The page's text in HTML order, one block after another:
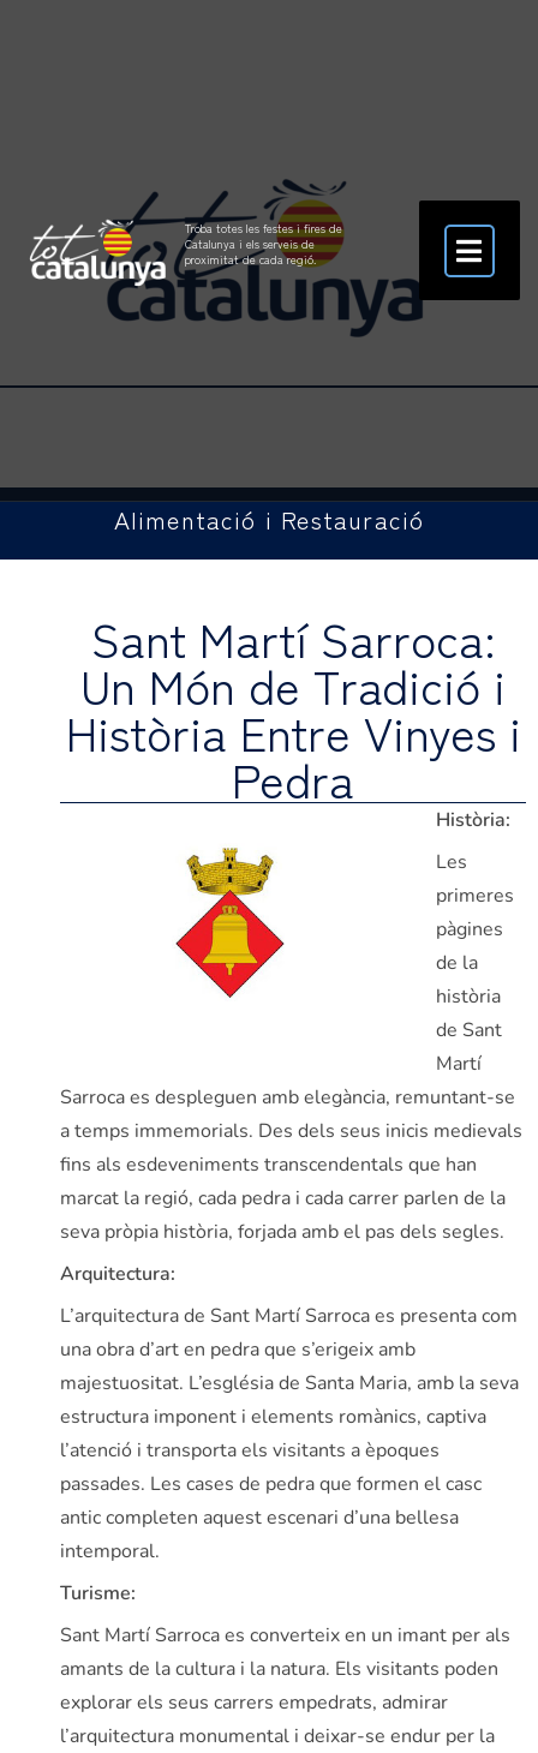
Troba totes les festes i fires de
Catalunya i els serveis de
proximitat de cada regió.
Alimentació i Restauració
Sant Martí Sarroca:
Un Món de Tradició i
Història Entre Vinyes i
Pedra
Història:
Les
primeres
pàgines
de la
història
de Sant
Martí
Sarroca es despleguen amb elegància, remuntant-se
a temps immemorials. Des dels seus inicis medievals
fins als esdeveniments transcendentals que han
marcat la regió, cada pedra i cada carrer parlen de la
seva pròpia història, forjada amb el pas dels segles.
Arquitectura:
L’arquitectura de Sant Martí Sarroca es presenta com
una obra d’art en pedra que s’erigeix amb
majestuositat. L’església de Santa Maria, amb la seva
estructura imponent i elements romànics, captiva
l’atenció i transporta els visitants a èpoques
passades. Les cases de pedra que formen el casc
antic completen aquest escenari d’una bellesa
intemporal.
Turisme:
Sant Martí Sarroca es converteix en un imant per als
amants de la cultura i la natura. Els visitants poden
explorar els seus carrers empedrats, admirar
l’arquitectura monumental i deixar-se endur per la